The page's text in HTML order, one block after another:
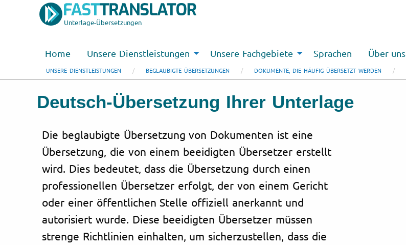
Unterlage-Übersetzungen
Home Unsere Dienstleistungen Unsere Fachgebiete Sprachen Über uns
UNSERE DIENSTLEISTUNGEN BEGLAUBIGTE ÜBERSETZUNGEN DOKUMENTE, DIE HÄUFIG ÜBERSETZT WERDEN
Deutsch-Übersetzung Ihrer Unterlage
Die beglaubigte Übersetzung von Dokumenten ist eine
Übersetzung, die von einem beeidigten Übersetzer erstellt
wird. Dies bedeutet, dass die Übersetzung durch einen
professionellen Übersetzer erfolgt, der von einem Gericht
oder einer öffentlichen Stelle offiziell anerkannt und
autorisiert wurde. Diese beeidigten Übersetzer müssen
strenge Richtlinien einhalten, um sicherzustellen, dass die